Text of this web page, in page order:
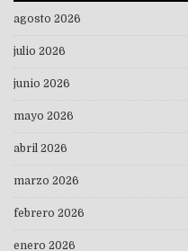
agosto 2026
julio 2026
junio 2026
mayo 2026
abril 2026
marzo 2026
febrero 2026
enero 2026